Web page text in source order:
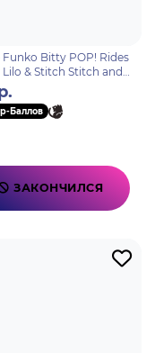
Bitty POP! Rides
Lilo & Stitch Stitch and
One 85522
Баллов
ЗАКОНЧИЛСЯ